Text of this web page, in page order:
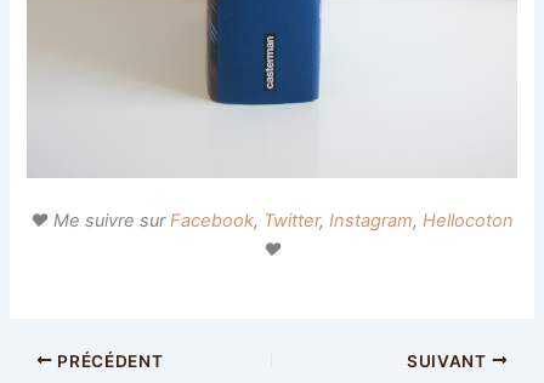
♥ Me suivre surFacebook, Twitter, Instagram, Hellocoton
♥
PRÉCÉDENT SUIVANT